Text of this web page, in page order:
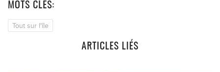
MOTS CLÉS:
Tout sur l'île
ARTICLES LIÉS